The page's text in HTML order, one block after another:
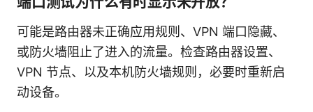
可能是路由器未正确应用规则、VPN 端口隐藏、
或防火墙阻止了进入的流量。检查路由器设置、
VPN 节点、以及本机防火墙规则，必要时重新启
动设备。